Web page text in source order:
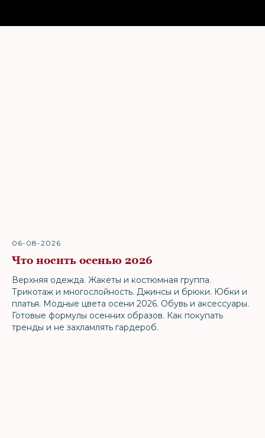
06-08-2026
Что носить осенью 2026
Верхняя одежда. Жакеты и костюмная группа.
Трикотаж и многослойность. Джинсы и брюки. Юбки и
платья. Модные цвета осени 2026. Обувь и аксессуары.
Готовые формулы осенних образов. Как покупать
тренды и не захламлять гардероб.